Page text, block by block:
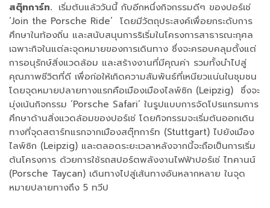
สตุ๊ทการ์ท. เริ่มต้นแล้ววันนี้ กับอีกหนึ่งกิจกรรมดีๆ ของปอร์เช่
‘Join the Porsche Ride’ โดยมีวัตถุประสงค์เพื่อยกระดับการ
ศึกษาในท้องถิ่น และสนับสนุนการริเริ่มในโครงการสาธารณะกุศล
เฉพาะกิจในแต่ละจุดหมายของการเดินทาง ซึ่งจะครอบคลุมตั้งแต่
การอนุรักษ์สิ่งแวดล้อม และสร้างงานที่มีคุณค่า รวมทั้งนำไปสู่
คุณภาพชีวิตที่ดี เพื่อก่อให้เกิดความสัมพันธ์ที่เหนียวแน่นในชุมชน
โดยจุดหมายปลายทางแรกคือเมืองเมืองไลพ์ซิก (Leipzig) ซึ่งจะ
มุ่งเน้นกิจกรรม ‘Porsche Safari’ ในรูปแบบการจัดโปรแกรมการ
ศึกษาด้านสิ่งแวดล้อมของปอร์เช่ โดยกิจกรรมจะเริ่มต้นออกเดิน
ทางที่จุดสตาร์ทแรกจากเมืองสตุ๊ทการ์ท (Stuttgart) ไปยังเมือง
ไลพ์ซิก (Leipzig) และตลอดระยะเวลาหลังจากนี้จะถือเป็นการเริ่ม
ต้นโครงการ ด้วยการใช้รถสปอร์ตพลังงานไฟฟ้าปอร์เช่ ไทคานน์
(Porsche Taycan) เดินทางไปสู่เส้นทางอันหลากหลาย ในจุด
หมายปลายทางถึง 5 ทวีป